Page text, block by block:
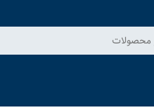
محصولات